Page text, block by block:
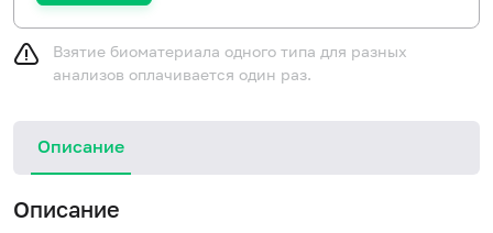
Взятие биоматериала одного типа для разных
анализов оплачивается один раз.
Описание
Описание